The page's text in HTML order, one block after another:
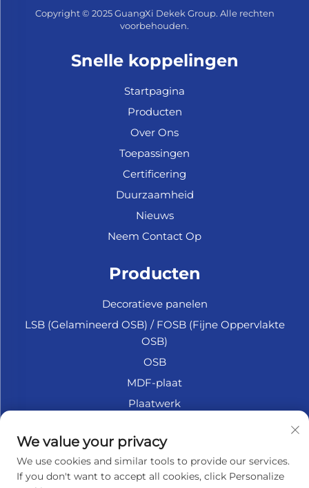
Copyright © 2025 GuangXi Dekek Group. Alle rechten
voorbehouden.
Snelle koppelingen
Startpagina
Producten
Over Ons
Toepassingen
Certificering
Duurzaamheid
Nieuws
Neem Contact Op
Producten
Decoratieve panelen
LSB (Gelamineerd OSB) / FOSB (Fijne Oppervlakte
OSB)
OSB
MDF-plaat
Plaatwerk
Fiberplaat
Accessoires
We value your privacy
We use cookies and similar tools to provide our services.
If you don't want to accept all cookies, click Personalize